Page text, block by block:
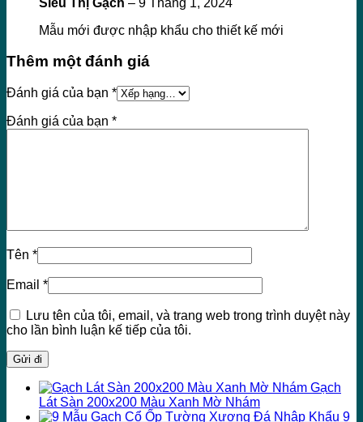
Mẫu mới được nhập khẩu cho thiết kế mới
Thêm một đánh giá
Đánh giá của bạn *
Đánh giá của bạn *
Tên *
Email *
Lưu tên của tôi, email, và trang web trong trình duyệt này
cho lần bình luận kế tiếp của tôi.
Gạch
Lát Sàn 200x200 Màu Xanh Mờ Nhám
9